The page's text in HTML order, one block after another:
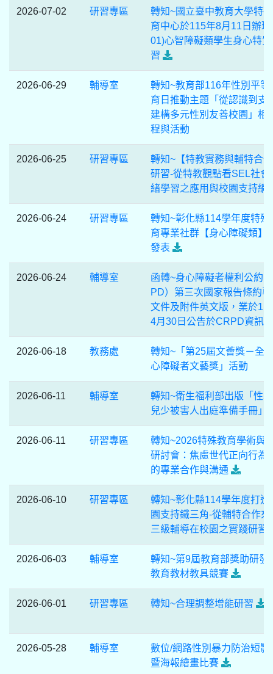
2026-07-02 研習專區
轉知~國立臺中教育大學特
育中心於115年8月11日辦
01)心智障礙類學生身心特
習
2026-06-29 輔導室
轉知~教育部116年性別平等
育日推動主題「從認識到支
建構多元性別友善校園」相
程與活動
2026-06-25 研習專區
轉知~【特教實務與輔特合
研習-從特教觀點看SEL社會
緒學習之應用與校園支持網
2026-06-24 研習專區
轉知~彰化縣114學年度特殊
育專業社群【身心障礙類】
發表
2026-06-24 輔導室
函轉~身心障礙者權利公約
PD）第三次國家報告條約
文件及附件英文版，業於
4月30日公告於CRPD資訊網
2026-06-18 教務處
轉知~「第25屆文薈獎－全
心障礙者文藝獎」活動
2026-06-11 輔導室
轉知~衛生福利部出版「性
兒少被害人出庭準備手冊」
2026-06-11 研習專區
轉知~2026特殊教育學術與
研討會：焦慮世代正向行為
的專業合作與溝通
2026-06-10 研習專區
轉知~彰化縣114學年度打造
園支持鐵三角-從輔特合作來
三級輔導在校園之實踐研習
2026-06-03 輔導室
轉知~第9屆教育部獎助研發
教育教材教具競賽
2026-06-01 研習專區 轉知~合理調整增能研習
2026-05-28 輔導室
數位/網路性別暴力防治短影
暨海報繪畫比賽